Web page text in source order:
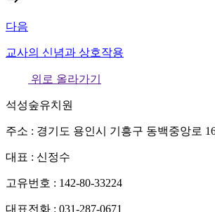
다음
교사의 신념과 상호작용
위로 올라가기
석성숲유치원
주소 : 경기도 용인시 기흥구 동백중앙로
대표 : 신정수
고유번호 : 142-80-33224
대표전화 : 031-287-0671